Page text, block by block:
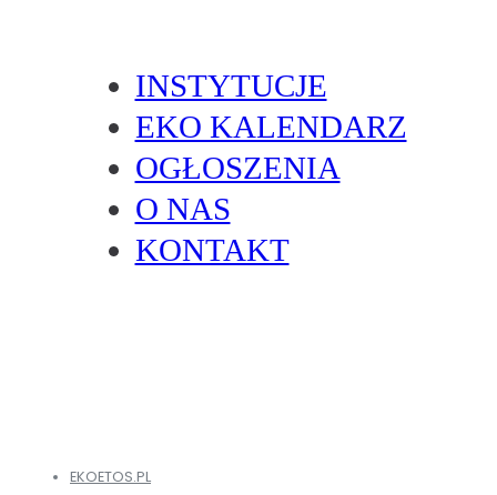
INSTYTUCJE
EKO KALENDARZ
OGŁOSZENIA
O NAS
KONTAKT
EKOETOS.PL